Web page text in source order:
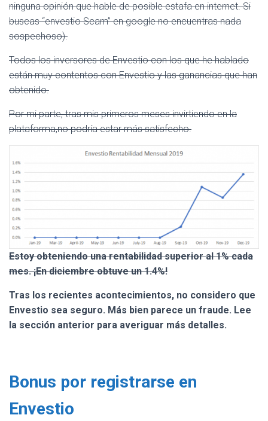
ninguna opinión que hable de posible estafa en internet. Si
buscas “envestio Scam” en google no encuentras nada
sospechoso).
Todos los inversores de Envestio con los que he hablado
están muy contentos con Envestio y las ganancias que han
obtenido.
Por mi parte, tras mis primeros meses invirtiendo en la
plataforma,no podría estar más satisfecho.
Estoy obteniendo una rentabilidad superior al 1% cada
mes. ¡En diciembre obtuve un 1.4%!
Tras los recientes acontecimientos, no considero que
Envestio sea seguro. Más bien parece un fraude. Lee
la sección anterior para averiguar más detalles.
Bonus por registrarse en
Envestio